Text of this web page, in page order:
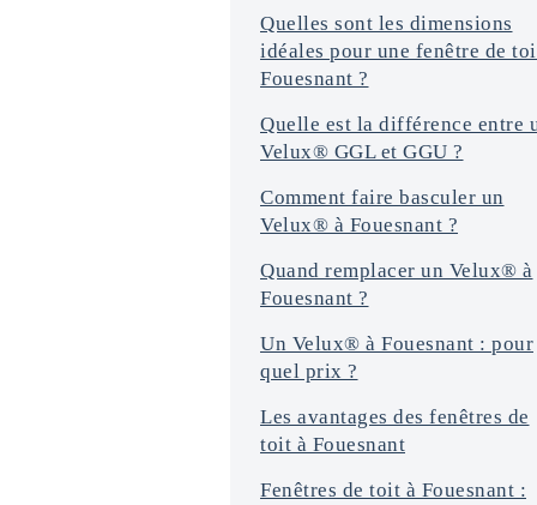
Quelles sont les dimensions
idéales pour une fenêtre de
Fouesnant ?
Quelle est la différence entre
Velux® GGL et GGU ?
Comment faire basculer un
Velux® à Fouesnant ?
Quand remplacer un Velux® à
Fouesnant ?
Un Velux® à Fouesnant : pour
quel prix ?
Les avantages des fenêtres de
toit à Fouesnant
Fenêtres de toit à Fouesnant :